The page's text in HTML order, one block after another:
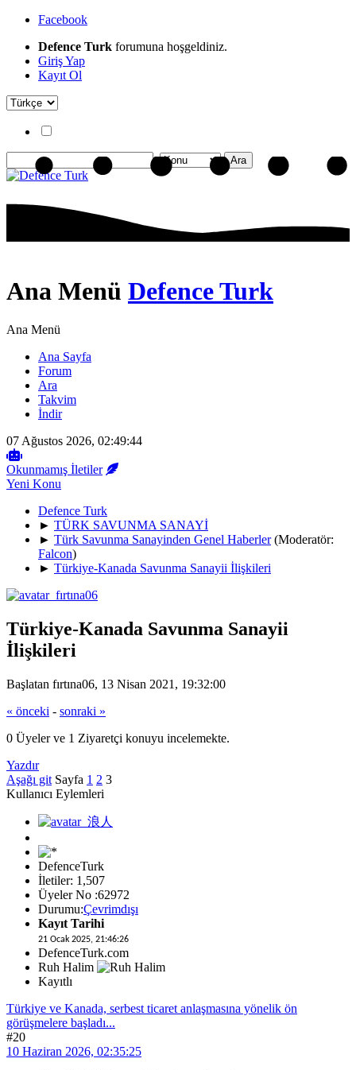
Facebook
Defence Turk forumuna hoşgeldiniz.
Giriş Yap
Kayıt Ol
Ana Menü Defence Turk
Ana Menü
Ana Sayfa
Forum
Ara
Takvim
İndir
07 Ağustos 2026, 02:49:44
Okunmamış İletiler
Yeni Konu
Defence Turk
► TÜRK SAVUNMA SANAYİ
► Türk Savunma Sanayinden Genel Haberler (Moderatör:
Falcon)
► Türkiye-Kanada Savunma Sanayii İlişkileri
Türkiye-Kanada Savunma Sanayii
İlişkileri
Başlatan fırtına06, 13 Nisan 2021, 19:32:00
« önceki - sonraki »
0 Üyeler ve 1 Ziyaretçi konuyu incelemekte.
Yazdır
Aşağı git Sayfa 1 2 3
Kullanıcı Eylemleri
DefenceTurk
İletiler: 1,507
Üyeler No :62972
Durumu:Çevrimdışı
Kayıt Tarihi
21 Ocak 2025, 21:46:26
DefenceTurk.com
Ruh Halim
Kayıtlı
Türkiye ve Kanada, serbest ticaret anlaşmasına yönelik ön
görüşmelere başladı...
#20
10 Haziran 2026, 02:35:25